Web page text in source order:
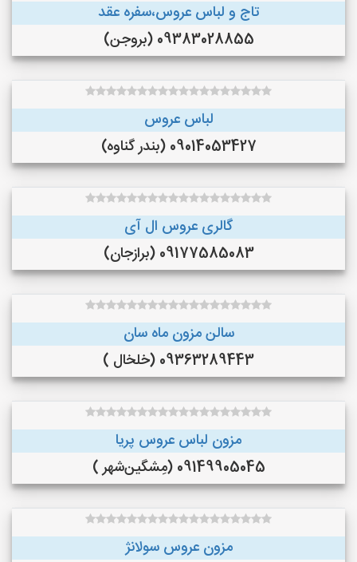
تاج و لباس عروس،سفره عقد
09383028855 (بروجن)
لباس عروس
09014053427 (بندر گناوه)
گالری عروس ال آی
09177585083 (برازجان)
سالن مزون ماه سان
09363289443 (خلخال )
مزون لباس عروس پریا
09149905045 (مِشگین‌شهر )
مزون عروس سولانژ